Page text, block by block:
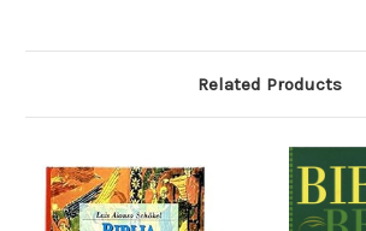
Related Products